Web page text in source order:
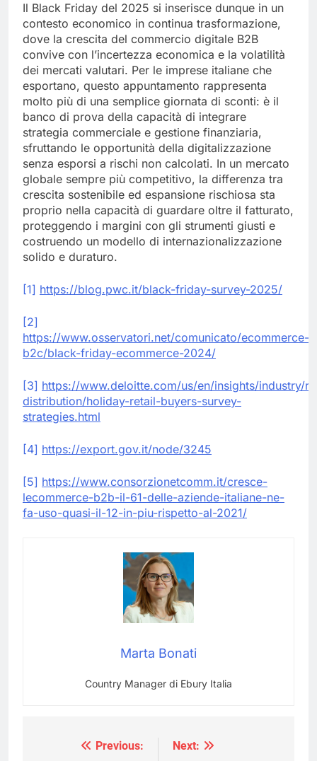
Il Black Friday del 2025 si inserisce dunque in un
contesto economico in continua trasformazione,
dove la crescita del commercio digitale B2B
convive con l’incertezza economica e la volatilità
dei mercati valutari. Per le imprese italiane che
esportano, questo appuntamento rappresenta
molto più di una semplice giornata di sconti: è il
banco di prova della capacità di integrare
strategia commerciale e gestione finanziaria,
sfruttando le opportunità della digitalizzazione
senza esporsi a rischi non calcolati. In un mercato
globale sempre più competitivo, la differenza tra
crescita sostenibile ed espansione rischiosa sta
proprio nella capacità di guardare oltre il fatturato,
proteggendo i margini con gli strumenti giusti e
costruendo un modello di internazionalizzazione
solido e duraturo.
[1] https://blog.pwc.it/black-friday-survey-2025/
[2]
https://www.osservatori.net/comunicato/ecommerce-
b2c/black-friday-ecommerce-2024/
[3] https://www.deloitte.com/us/en/insights/industry/
distribution/holiday-retail-buyers-survey-
strategies.html
[4] https://export.gov.it/node/3245
[5] https://www.consorzionetcomm.it/cresce-
lecommerce-b2b-il-61-delle-aziende-italiane-ne-
fa-uso-quasi-il-12-in-piu-rispetto-al-2021/
Marta Bonati
Country Manager di Ebury Italia
Navigazione
Previous: Next: